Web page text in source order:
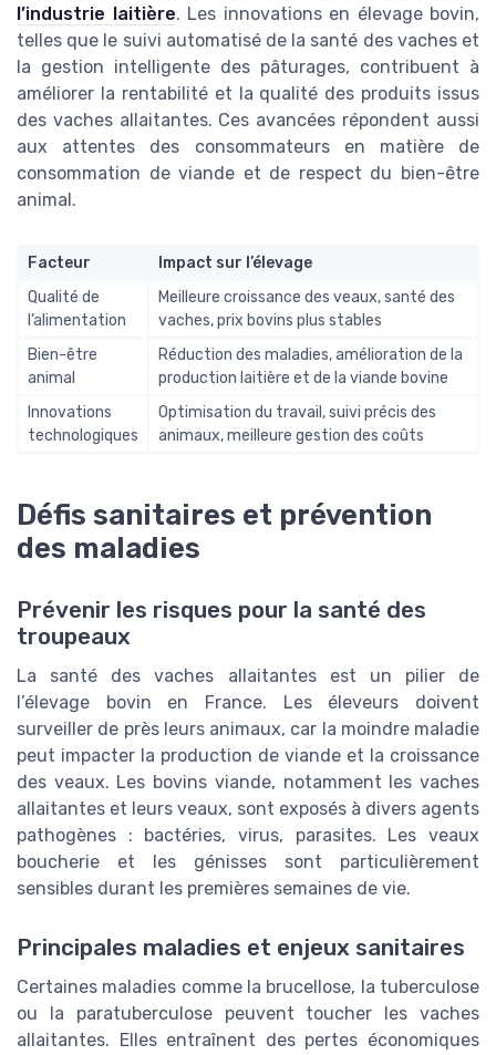
l’industrie laitière. Les innovations en élevage bovin,
telles que le suivi automatisé de la santé des vaches et
la gestion intelligente des pâturages, contribuent à
améliorer la rentabilité et la qualité des produits issus
des vaches allaitantes. Ces avancées répondent aussi
aux attentes des consommateurs en matière de
consommation de viande et de respect du bien-être
animal.
Facteur
Impact sur l’élevage
Qualité de
l’alimentation
Meilleure croissance des veaux, santé des
vaches, prix bovins plus stables
Bien-être
animal
Réduction des maladies, amélioration de la
production laitière et de la viande bovine
Innovations
technologiques
Optimisation du travail, suivi précis des
animaux, meilleure gestion des coûts
Défis sanitaires et prévention
des maladies
Prévenir les risques pour la santé des
troupeaux
La santé des vaches allaitantes est un pilier de
l’élevage bovin en France. Les éleveurs doivent
surveiller de près leurs animaux, car la moindre maladie
peut impacter la production de viande et la croissance
des veaux. Les bovins viande, notamment les vaches
allaitantes et leurs veaux, sont exposés à divers agents
pathogènes : bactéries, virus, parasites. Les veaux
boucherie et les génisses sont particulièrement
sensibles durant les premières semaines de vie.
Principales maladies et enjeux sanitaires
Certaines maladies comme la brucellose, la tuberculose
ou la paratuberculose peuvent toucher les vaches
allaitantes. Elles entraînent des pertes économiques